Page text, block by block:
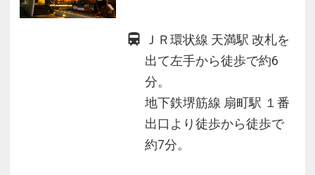
ＪＲ環状線 天満駅 改札を
出て左手から徒歩で約6
分。
地下鉄堺筋線 扇町駅 １番
出口より徒歩から徒歩で
約7分。